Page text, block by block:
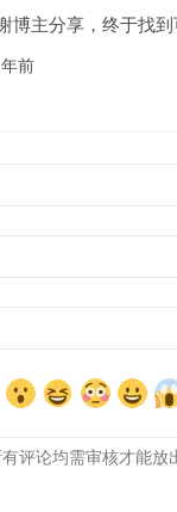
博主分享，终于找到
前